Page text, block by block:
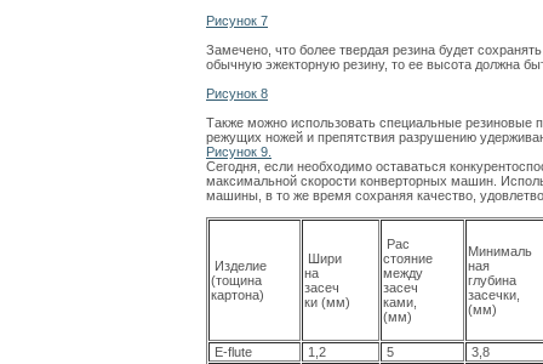
Рисунок 7
Замечено, что более твердая резина будет
обычную эжекторную резину, то ее высота должна
Рисунок 8
Также можно использовать специальные резиновые
режущих ножей и препятствия разрушению
Рисунок 9.
Сегодня, если необходимо оставаться
максимальной скорости конверторных машин.
машины, в то же время сохраняя качество,
Изделие
(тощина
картона)
Шири
на
засеч
ки (мм)
Рас
стояние
между
засеч
ками,
(мм)
Минималь
ная
глубина
засечки,
(мм)
E-flute 1,2 5 3,8